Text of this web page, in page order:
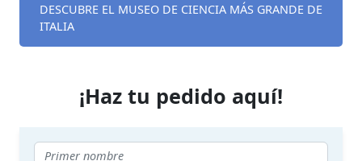
DESCUBRE EL MUSEO DE CIENCIA MÁS GRANDE DE
ITALIA
¡Haz tu pedido aquí!